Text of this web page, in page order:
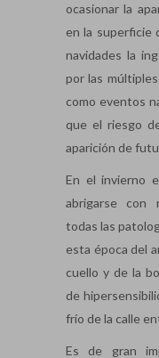
ocasionar la
en la superficie
navidades la
por las
como eventos
que el riesgo
aparición de
En el invierno
abrigarse con
todas las
esta época del
cuello y de la
de
frío de la calle
Es de gran